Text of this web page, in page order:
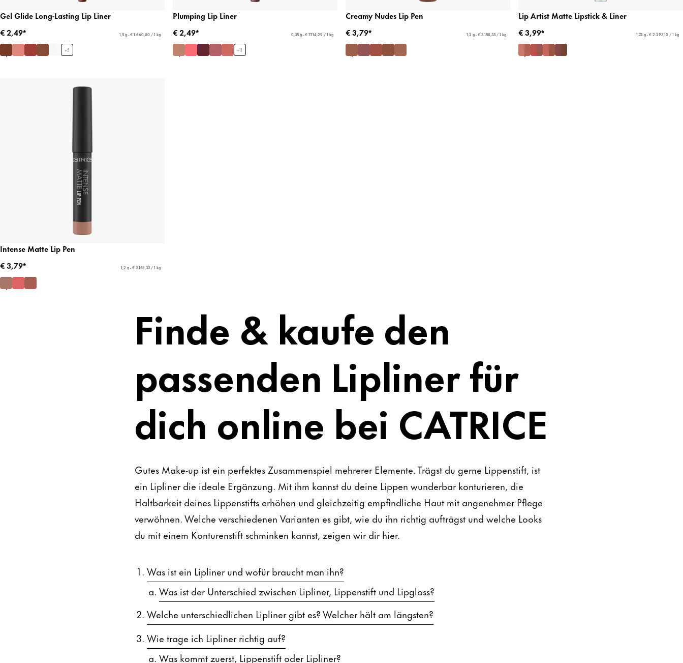
Gel Glide Long-Lasting Lip Liner
€ 2,49*
1,5 g - € 1.660,00 / 1 kg
+5
Plumping Lip Liner
€ 2,49*
0,35 g - € 7.114,29 / 1 kg
+11
Creamy Nudes Lip Pen
€ 3,79*
1,2 g - € 3.158,33 / 1 kg
Lip Artist Matte Lipstick & Liner
€ 3,99*
1,74 g - € 2.293,10 / 1 kg
Intense Matte Lip Pen
€ 3,79*
1,2 g - € 3.158,33 / 1 kg
Finde & kaufe den
passenden Lipliner für
dich online bei CATRICE
Gutes Make-up ist ein perfektes Zusammenspiel mehrerer Elemente. Trägst du gerne Lippenstift, ist
ein Lipliner die ideale Ergänzung. Mit ihm kannst du deine Lippen wunderbar konturieren, die
Haltbarkeit deines Lippenstifts erhöhen und gleichzeitig empfindliche Haut mit angenehmer Pflege
verwöhnen. Welche verschiedenen Varianten es gibt, wie du ihn richtig aufträgst und welche Looks
du mit einem Konturenstift schminken kannst, zeigen wir dir hier.
Was ist ein Lipliner und wofür braucht man ihn?
Was ist der Unterschied zwischen Lipliner, Lippenstift und Lipgloss?
Welche unterschiedlichen Lipliner gibt es? Welcher hält am längsten?
Wie trage ich Lipliner richtig auf?
Was kommt zuerst, Lippenstift oder Lipliner?